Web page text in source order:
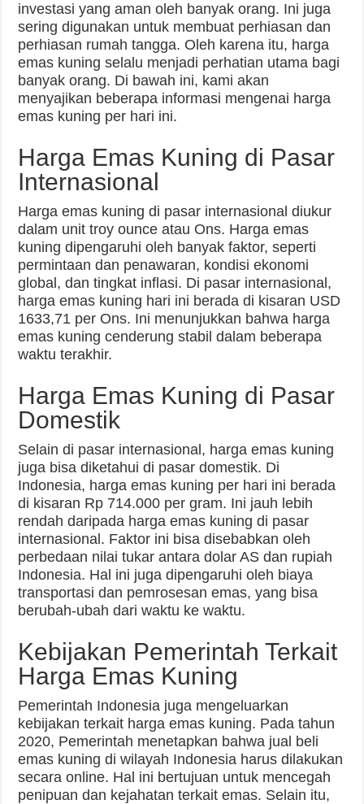
investasi yang aman oleh banyak orang. Ini juga
sering digunakan untuk membuat perhiasan dan
perhiasan rumah tangga. Oleh karena itu, harga
emas kuning selalu menjadi perhatian utama bagi
banyak orang. Di bawah ini, kami akan
menyajikan beberapa informasi mengenai harga
emas kuning per hari ini.
Harga Emas Kuning di Pasar
Internasional
Harga emas kuning di pasar internasional diukur
dalam unit troy ounce atau Ons. Harga emas
kuning dipengaruhi oleh banyak faktor, seperti
permintaan dan penawaran, kondisi ekonomi
global, dan tingkat inflasi. Di pasar internasional,
harga emas kuning hari ini berada di kisaran USD
1633,71 per Ons. Ini menunjukkan bahwa harga
emas kuning cenderung stabil dalam beberapa
waktu terakhir.
Harga Emas Kuning di Pasar
Domestik
Selain di pasar internasional, harga emas kuning
juga bisa diketahui di pasar domestik. Di
Indonesia, harga emas kuning per hari ini berada
di kisaran Rp 714.000 per gram. Ini jauh lebih
rendah daripada harga emas kuning di pasar
internasional. Faktor ini bisa disebabkan oleh
perbedaan nilai tukar antara dolar AS dan rupiah
Indonesia. Hal ini juga dipengaruhi oleh biaya
transportasi dan pemrosesan emas, yang bisa
berubah-ubah dari waktu ke waktu.
Kebijakan Pemerintah Terkait
Harga Emas Kuning
Pemerintah Indonesia juga mengeluarkan
kebijakan terkait harga emas kuning. Pada tahun
2020, Pemerintah menetapkan bahwa jual beli
emas kuning di wilayah Indonesia harus dilakukan
secara online. Hal ini bertujuan untuk mencegah
penipuan dan kejahatan terkait emas. Selain itu,